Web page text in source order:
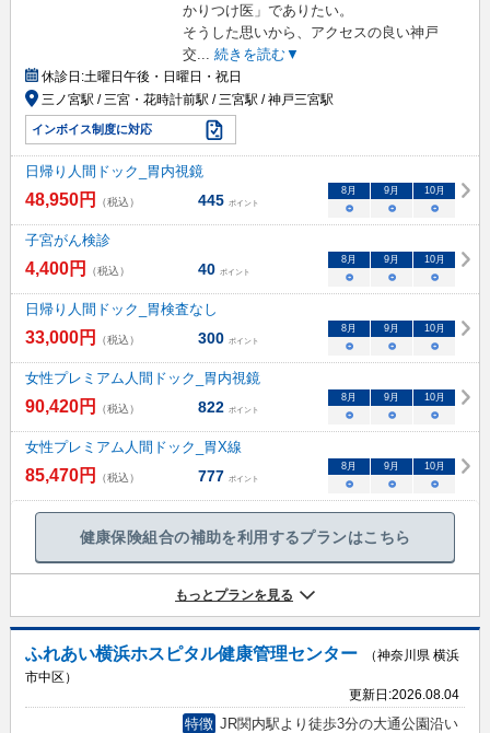
かりつけ医」でありたい。
そうした思いから、アクセスの良い神戸
交
続きを読む▼
休診日:土曜日午後・日曜日・祝日
三ノ宮駅 / 三宮・花時計前駅 / 三宮駅 / 神戸三宮駅
インボイス制度に対応
日帰り人間ドック_胃内視鏡
48,950円 （税込） 445 ポイント
8 月 9 月 10月
○ ○ ○
子宮がん検診
4,400円 （税込） 40 ポイント
8 月 9 月 10月
○ ○ ○
日帰り人間ドック_胃検査なし
33,000円 （税込） 300 ポイント
8 月 9 月 10月
○ ○ ○
女性プレミアム人間ドック_胃内視鏡
90,420円 （税込） 822 ポイント
8 月 9 月 10月
○ ○ ○
女性プレミアム人間ドック_胃X線
85,470円 （税込） 777 ポイント
8 月 9 月 10月
○ ○ ○
健康保険組合の補助を利用するプランはこちら
もっとプランを見る
ふれあい横浜ホスピタル健康管理センター
（神奈川県 横浜
市中区）
更新日:2026.08.04
特徴 JR関内駅より徒歩3分の大通公園沿い